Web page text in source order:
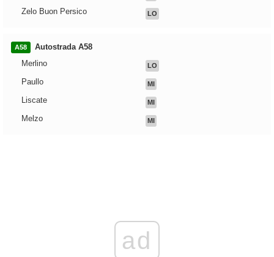
Zelo Buon Persico LO
A58
Autostrada A58
Merlino
LO
Paullo MI
Liscate MI
Melzo MI
ad